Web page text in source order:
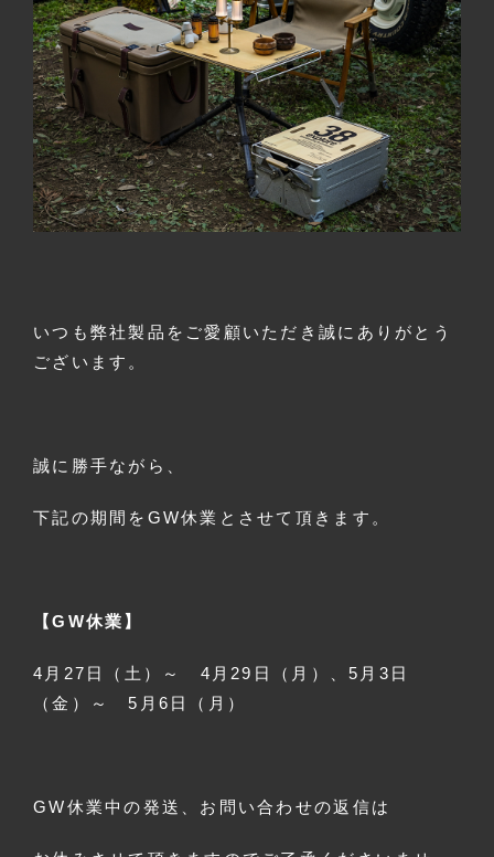
いつも弊社製品をご愛顧いただき誠にありがとう
ございます。
誠に勝手ながら、
下記の期間をGW休業とさせて頂きます。
【GW休業】
4月27日（土）～ 4月29日（月）、5月3日
（金）～ 5月6日（月）
GW休業中の発送、お問い合わせの返信は